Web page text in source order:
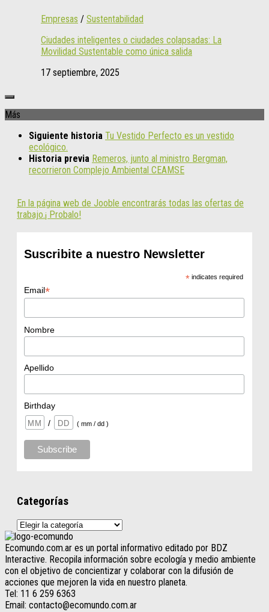
Empresas / Sustentabilidad
Ciudades inteligentes o ciudades colapsadas: La
Movilidad Sustentable como única salida
17 septiembre, 2025
Más
Siguiente historia Tu Vestido Perfecto es un vestido
ecológico.
Historia previa Remeros, junto al ministro Bergman,
recorrieron Complejo Ambiental CEAMSE
En la página web de Jooble encontrarás todas las ofertas de
trabajo.¡ Probalo!
Suscribite a nuestro Newsletter
*indicates required
Email*
Nombre
Apellido
Birthday
/
( mm / dd )
Categorías
Categorías
Ecomundo.com.ar es un portal informativo editado por BDZ
Interactive. Recopila información sobre ecología y medio ambiente
con el objetivo de concientizar y colaborar con la difusión de
acciones que mejoren la vida en nuestro planeta.
Tel: 11 6 259 6363
Email: contacto@ecomundo.com.ar